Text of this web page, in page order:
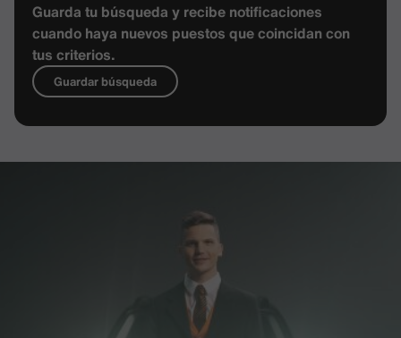
Guarda tu búsqueda y recibe notificaciones
cuando haya nuevos puestos que coincidan con
tus criterios.
Guardar búsqueda